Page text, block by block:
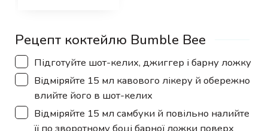
Рецепт коктейлю Bumble Bee
▢
Підготуйте шот-келих, джиггер і барну ложку
▢
Відміряйте 15 мл кавового лікеру й обережно
влийте його в шот-келих
▢
Відміряйте 15 мл самбуки й повільно налийте